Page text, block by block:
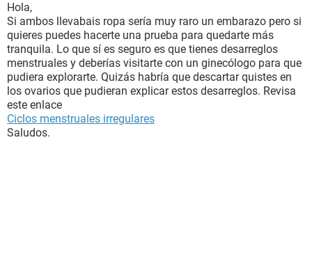
Hola,
Si ambos llevabais ropa sería muy raro un embarazo pero si
quieres puedes hacerte una prueba para quedarte más
tranquila. Lo que sí es seguro es que tienes desarreglos
menstruales y deberías visitarte con un ginecólogo para que
pudiera explorarte. Quizás habría que descartar quistes en
los ovarios que pudieran explicar estos desarreglos. Revisa
este enlace
Ciclos menstruales irregulares
Saludos.